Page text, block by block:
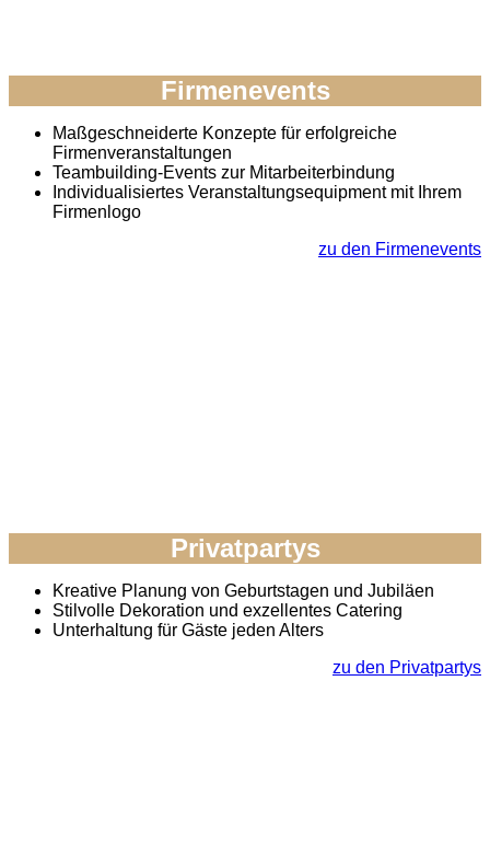
Firmenevents
Maßgeschneiderte Konzepte für erfolgreiche
Firmenveranstaltungen
Teambuilding-Events zur Mitarbeiterbindung
Individualisiertes Veranstaltungsequipment mit Ihrem
Firmenlogo
zu den Firmenevents
Privatpartys
Kreative Planung von Geburtstagen und Jubiläen
Stilvolle Dekoration und exzellentes Catering
Unterhaltung für Gäste jeden Alters
zu den Privatpartys